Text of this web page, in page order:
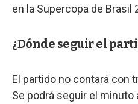
en la Supercopa de Brasil
¿Dónde seguir el
El partido no contará con
Se podrá seguir el